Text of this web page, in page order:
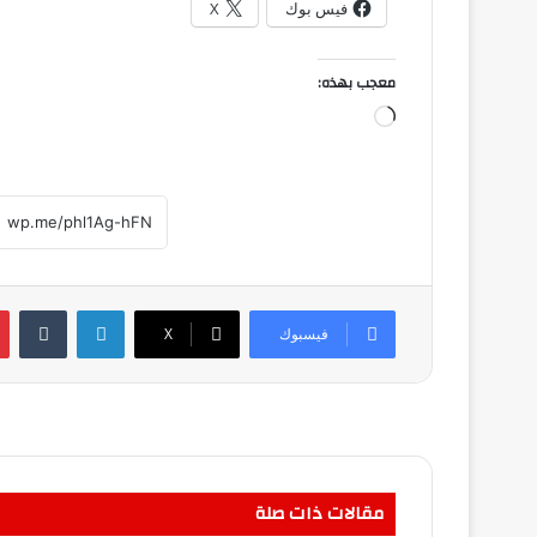
فيس بوك X
معجب بهذه:
جاري
فيسبوك ‫X
لينكدإن
مقالات ذات صلة